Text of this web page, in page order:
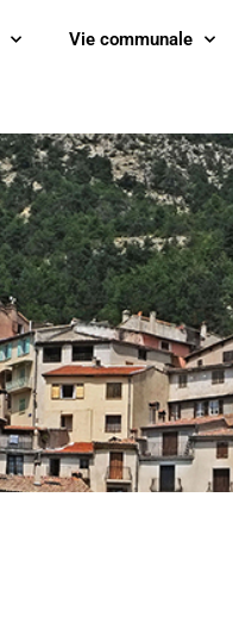
Vie communale